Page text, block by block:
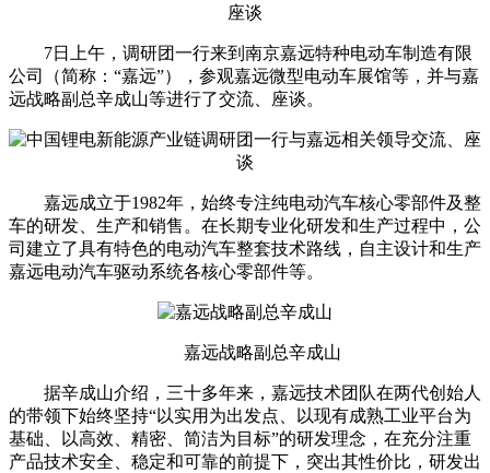
座谈
7日上午，调研团一行来到南京嘉远特种电动车制造有限
公司（简称：“嘉远”），参观嘉远微型电动车展馆等，并与嘉
远战略副总辛成山等进行了交流、座谈。
嘉远成立于1982年，始终专注纯电动汽车核心零部件及整
车的研发、生产和销售。在长期专业化研发和生产过程中，公
司建立了具有特色的电动汽车整套技术路线，自主设计和生产
嘉远电动汽车驱动系统各核心零部件等。
嘉远战略副总辛成山
据辛成山介绍，三十多年来，嘉远技术团队在两代创始人
的带领下始终坚持“以实用为出发点、以现有成熟工业平台为
基础、以高效、精密、简洁为目标”的研发理念，在充分注重
产品技术安全、稳定和可靠的前提下，突出其性价比，研发出